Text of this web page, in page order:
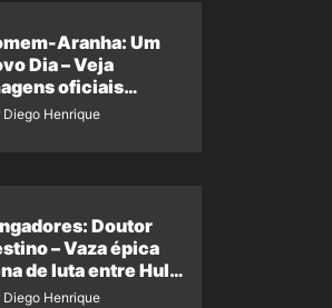
Aranha: Um
Dia – Veja
oficiais
do Hulk
Diego Henrique
Doutor
– Vaza épica
de luta entre Hulk
Coisa
Diego Henrique